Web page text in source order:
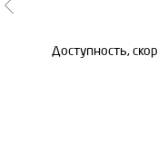
Доступность,